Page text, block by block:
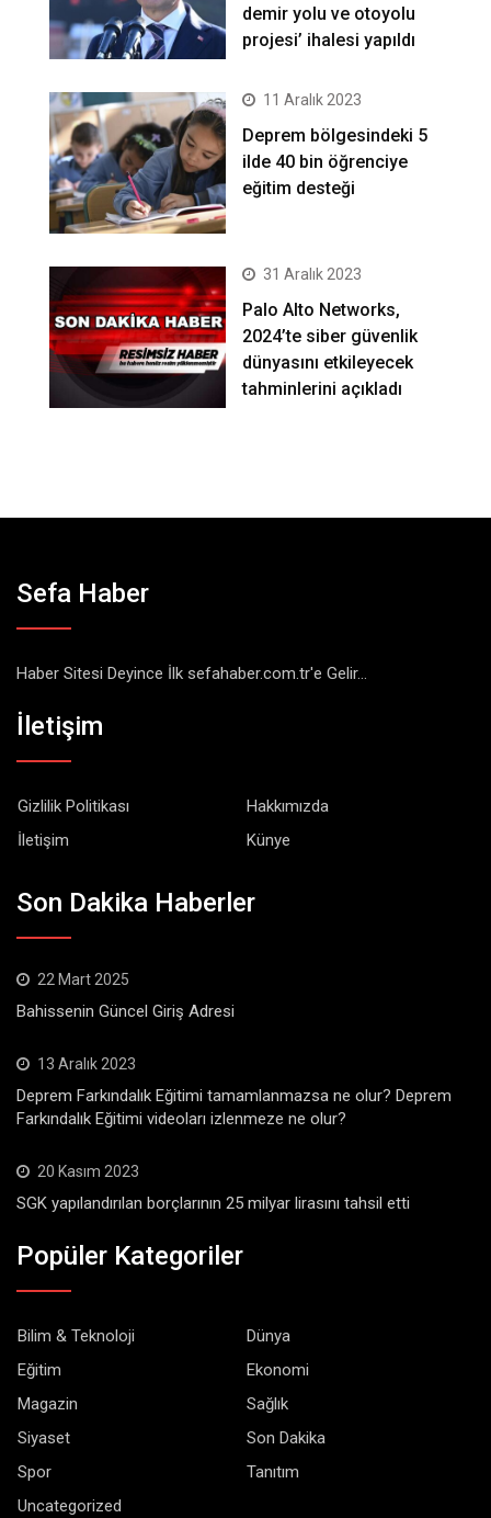
demir yolu ve otoyolu
projesi’ ihalesi yapıldı
11 Aralık 2023
Deprem bölgesindeki 5
ilde 40 bin öğrenciye
eğitim desteği
31 Aralık 2023
Palo Alto Networks,
2024’te siber güvenlik
dünyasını etkileyecek
tahminlerini açıkladı
Sefa Haber
Haber Sitesi Deyince İlk sefahaber.com.tr'e Gelir...
İletişim
Gizlilik Politikası
Hakkımızda
İletişim
Künye
Son Dakika Haberler
22 Mart 2025
Bahissenin Güncel Giriş Adresi
13 Aralık 2023
Deprem Farkındalık Eğitimi tamamlanmazsa ne olur? Deprem
Farkındalık Eğitimi videoları izlenmeze ne olur?
20 Kasım 2023
SGK yapılandırılan borçlarının 25 milyar lirasını tahsil etti
Popüler Kategoriler
Bilim & Teknoloji
Dünya
Eğitim
Ekonomi
Magazin
Sağlık
Siyaset
Son Dakika
Spor
Tanıtım
Uncategorized